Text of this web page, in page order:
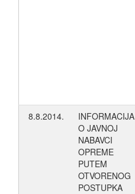
8.8.2014.
INFORMACIJA
O JAVNOJ
NABAVCI
OPREME
PUTEM
OTVORENOG
POSTUPKA